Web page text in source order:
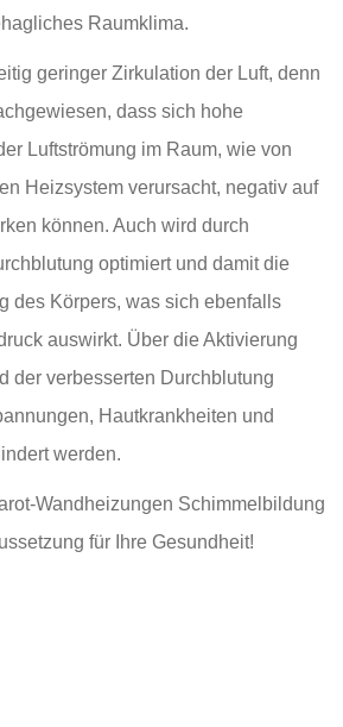
Raumklima.
geringer Zirkulation der Luft, denn
dass sich hohe
Luftströmung im Raum, wie von
Heizsystem verursacht, negativ auf
können. Auch wird durch
optimiert und damit die
des Körpers, was sich ebenfalls
auswirkt. Über die Aktivierung
der verbesserten Durchblutung
Hautkrankheiten und
werden.
Wandheizungen Schimmelbildung
für Ihre Gesundheit!